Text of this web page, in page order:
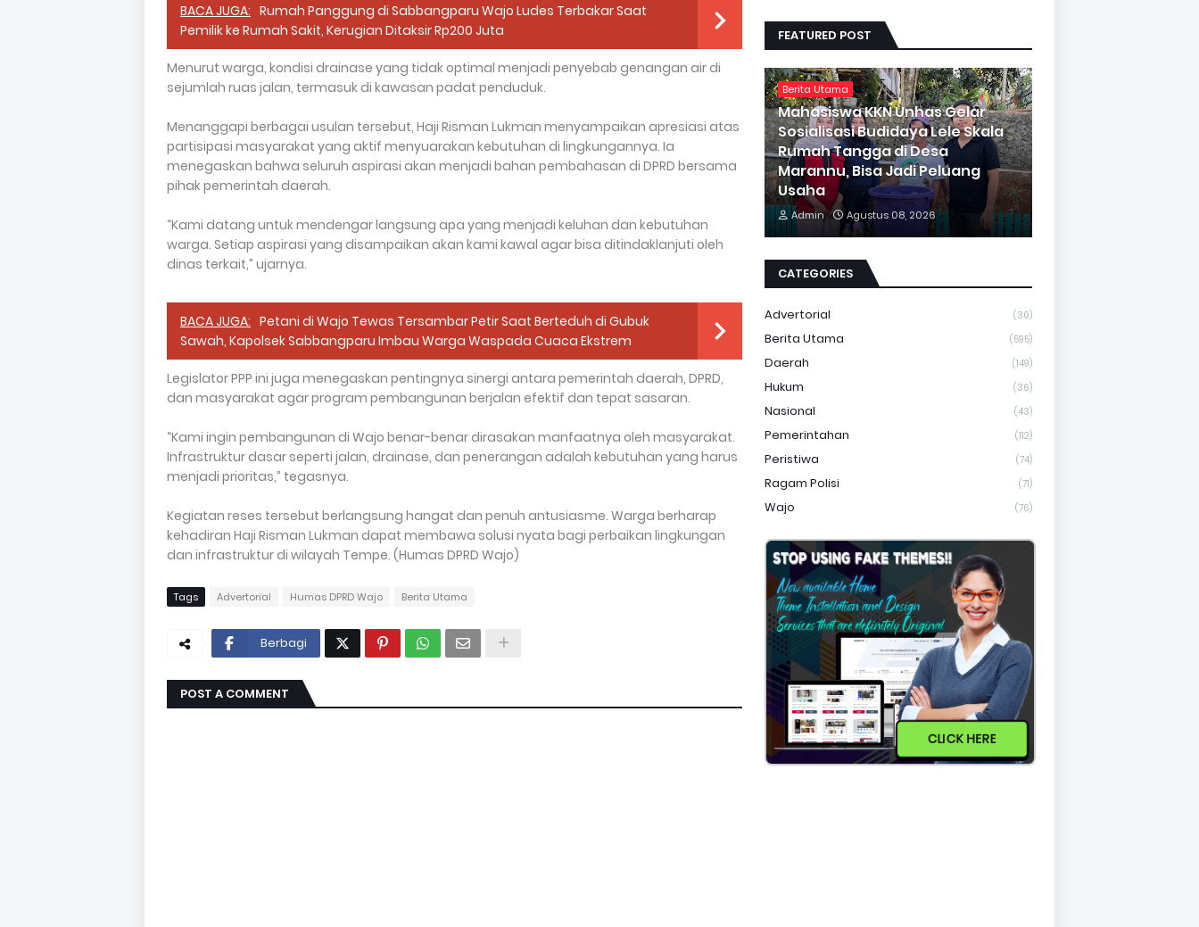
BACA JUGA: Rumah Panggung di Sabbangparu Wajo Ludes Terbakar Saat
Pemilik ke Rumah Sakit, Kerugian Ditaksir Rp200 Juta
Menurut warga, kondisi drainase yang tidak optimal menjadi penyebab genangan air di
sejumlah ruas jalan, termasuk di kawasan padat penduduk.
Menanggapi berbagai usulan tersebut, Haji Risman Lukman menyampaikan apresiasi atas
partisipasi masyarakat yang aktif menyuarakan kebutuhan di lingkungannya. Ia
menegaskan bahwa seluruh aspirasi akan menjadi bahan pembahasan di DPRD bersama
pihak pemerintah daerah.
“Kami datang untuk mendengar langsung apa yang menjadi keluhan dan kebutuhan
warga. Setiap aspirasi yang disampaikan akan kami kawal agar bisa ditindaklanjuti oleh
dinas terkait,” ujarnya.
BACA JUGA: Petani di Wajo Tewas Tersambar Petir Saat Berteduh di Gubuk
Sawah, Kapolsek Sabbangparu Imbau Warga Waspada Cuaca Ekstrem
Legislator PPP ini juga menegaskan pentingnya sinergi antara pemerintah daerah, DPRD,
dan masyarakat agar program pembangunan berjalan efektif dan tepat sasaran.
“Kami ingin pembangunan di Wajo benar-benar dirasakan manfaatnya oleh masyarakat.
Infrastruktur dasar seperti jalan, drainase, dan penerangan adalah kebutuhan yang harus
menjadi prioritas,” tegasnya.
Kegiatan reses tersebut berlangsung hangat dan penuh antusiasme. Warga berharap
kehadiran Haji Risman Lukman dapat membawa solusi nyata bagi perbaikan lingkungan
dan infrastruktur di wilayah Tempe. (Humas DPRD Wajo)
Tags Advertorial Humas DPRD Wajo Berita Utama
Berbagi
POST A COMMENT
FEATURED POST
Berita Utama
Mahasiswa KKN Unhas Gelar
Sosialisasi Budidaya Lele Skala
Rumah Tangga di Desa
Marannu, Bisa Jadi Peluang
Usaha
Admin Agustus 08, 2026
CATEGORIES
Advertorial (30)
Berita Utama (595)
Daerah (149)
Hukum (36)
Nasional (43)
Pemerintahan (112)
Peristiwa (74)
Ragam Polisi (71)
Wajo (76)
CLICK HERE